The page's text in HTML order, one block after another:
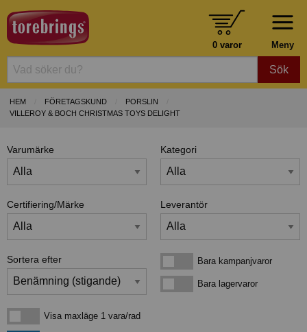
Meny
0 varor
Sök
HEM FÖRETAGSKUND
PORSLIN
VILLEROY & BOCH CHRISTMAS TOYS DELIGHT
Varumärke Kategori
Certifiering/Märke Leverantör
Sortera efter Bara kampanjvarorBara kampanjvaror
Bara lagervarorBara lagervaror
Visa maxläge 1 vara/rad
Visa maxläge 1 vara/rad